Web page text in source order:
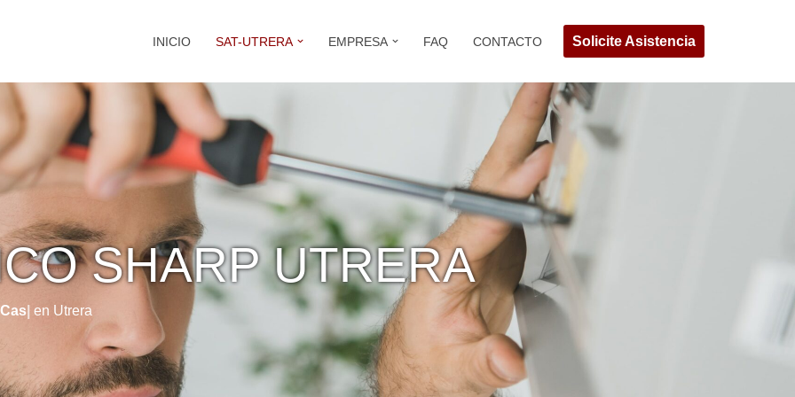
INICIO SAT-UTRERA EMPRESA FAQ CONTACTO Solicite Asistencia
SHARP UTRERA
Cassette en Utrera